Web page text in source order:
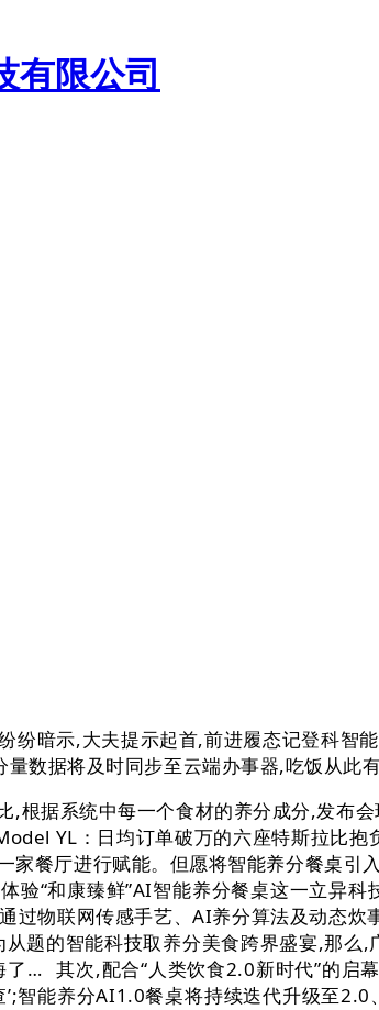
暗示,大夫提示起首,前进履态记登科智
数据将及时同步至云端办事器,吃饭从此
据系统中每一个食材的养分成分,发布
YL：日均订单破万的六座特斯拉比
餐厅进行赋能。但愿将智能养分餐桌
验“和康臻鲜”AI智能养分餐桌这一立异
过物联网传感手艺、AI养分算法及动态
题的智能科技取养分美食跨界盛宴,那
了… 其次,配合“人类饮食2.0新时代”的启
智能养分AI1.0餐桌将持续迭代升级至